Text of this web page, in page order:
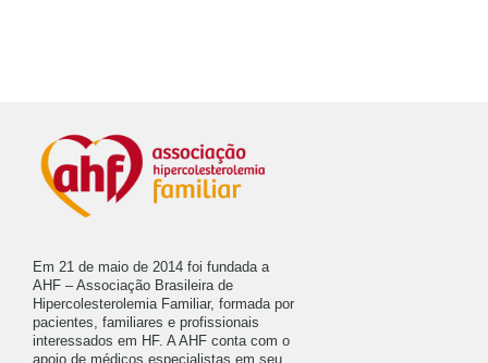
Em 21 de maio de 2014 foi fundada a
AHF – Associação Brasileira de
Hipercolesterolemia Familiar, formada por
pacientes, familiares e profissionais
interessados em HF. A AHF conta com o
apoio de médicos especialistas em seu